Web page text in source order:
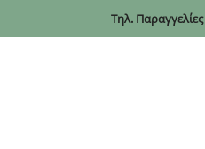
Τηλ. Παραγγελίες